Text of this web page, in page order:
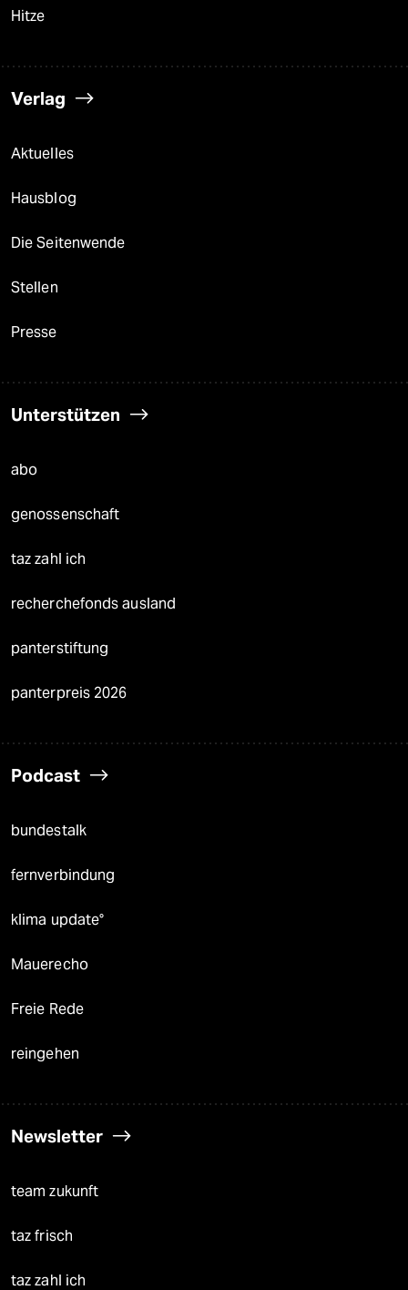
Hitze
Verlag
Aktuelles
Hausblog
Die Seitenwende
Stellen
Presse
Unterstützen
abo
genossenschaft
taz zahl ich
recherchefonds ausland
panterstiftung
panterpreis 2026
Podcast
bundestalk
fernverbindung
klima update°
Mauerecho
Freie Rede
reingehen
Newsletter
team zukunft
taz frisch
taz zahl ich